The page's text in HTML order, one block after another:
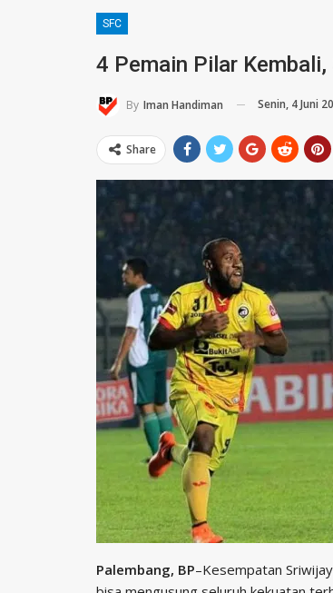
SFC
4 Pemain Pilar Kembali,
By Iman Handiman Senin, 4 Juni
Share
Palembang, BP–Kesempatan